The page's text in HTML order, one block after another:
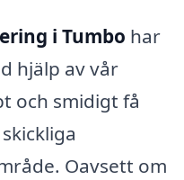
i Tumbo har
hjälp av vår
och smidigt få
Oavsett om